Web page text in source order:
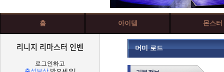
홈 아이템 몬스터
리니지 리마스터 인벤
로그인하고
머미 로드